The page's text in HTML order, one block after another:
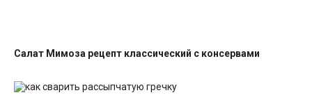
Салат Мимоза рецепт классический с консервами